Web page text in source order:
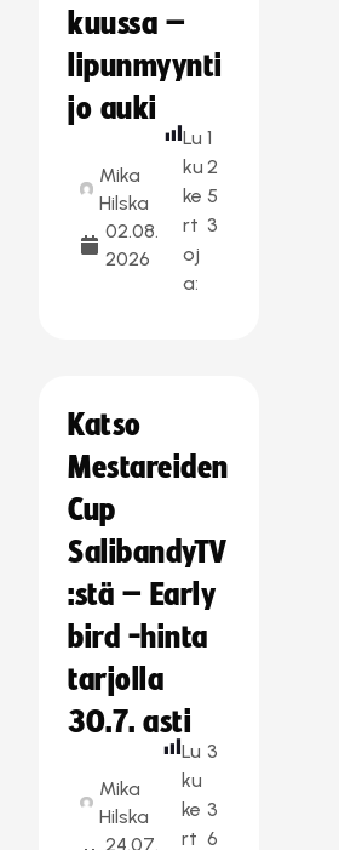
kuussa –
lipunmyynti
jo auki
Mika
Hilska
02.08.
2026
Lu
ku
ke
rt
oj
a:
1
2
5
3
Katso
Mestareiden
Cup
SalibandyTV
:stä – Early
bird -hinta
tarjolla
30.7. asti
Mika
Hilska
24.07.
Lu
ku
ke
rt
3
3
6